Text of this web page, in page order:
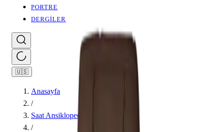
PORTRE
DERGİLER
🇺🇸
Anasayfa
/
Saat Ansiklopedisi
/